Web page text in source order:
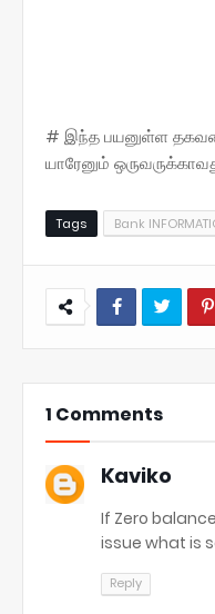
# இந்த பயனுள்ள
யாரேனும்
Tags Bank
1 Comments
Kaviko
If Zero
issue what is
Reply